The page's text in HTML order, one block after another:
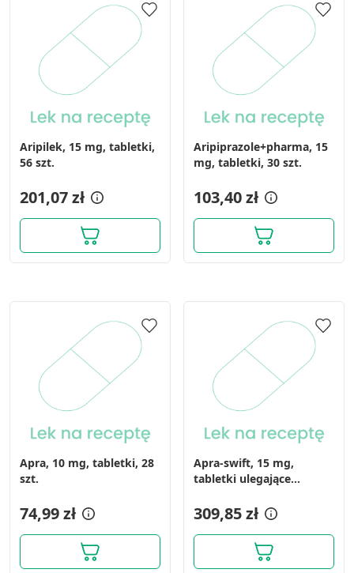
Aripilek, 15 mg, tabletki,
56 szt.
201,07 zł
Aripiprazole+pharma, 15
mg, tabletki, 30 szt.
103,40 zł
Apra, 10 mg, tabletki, 28
szt.
74,99 zł
Apra-swift, 15 mg,
tabletki ulegające
ustnej, 84 szt.
309,85 zł
Pomiar efektywności reklam
Pomiar efektywności treści
Rozumienie odbiorców dzięki statystyce lub
kombinacji danych z różnych źródeł
Rozwój i ulepszanie usług
Wykorzystywanie ograniczonych danych do
wyboru treści
Funkcje specjalne IAB:
Użycie dokładnych danych
geolokalizacyjnych
Identyfikowanie urządzeń na podstawie
Cele przetwarzania inne niż IAB:
Wydajność (Performance)
Reklama / śledzenie